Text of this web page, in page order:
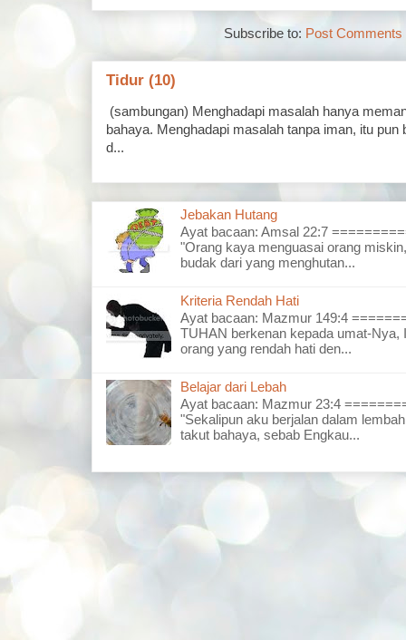
Subscribe to: Post Comments
Tidur (10)
(sambungan) Menghadapi masalah hanya
bahaya. Menghadapi masalah tanpa iman, itu
d...
Jebakan Hutang
Ayat bacaan: Amsal 22:7
"Orang kaya menguasai orang
budak dari yang menghutan...
Kriteria Rendah Hati
Ayat bacaan: Mazmur 149:4
TUHAN berkenan kepada umat-Nya,
orang yang rendah hati den...
Belajar dari Lebah
Ayat bacaan: Mazmur 23:4
"Sekalipun aku berjalan dalam
takut bahaya, sebab Engkau...